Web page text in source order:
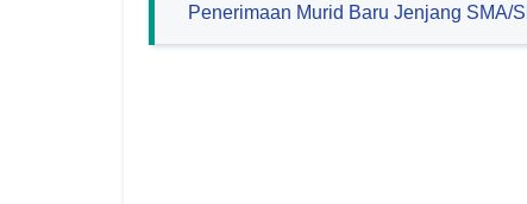
Penerimaan Murid Baru Jenjang SMA/